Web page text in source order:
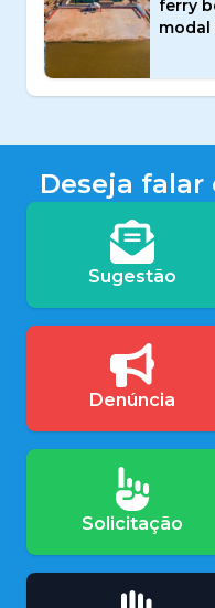
ferry
Deseja falar
Sugestão
Denúncia
Solicitação